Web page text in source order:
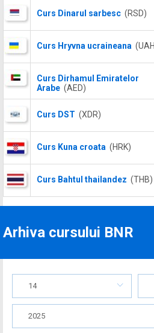
Curs Dinarul sarbesc (RSD)
Curs Hryvna ucraineana
Curs Dirhamul Emiratelor
Arabe (AED)
Curs DST (XDR)
Curs Kuna croata (HRK)
Curs Bahtul thailandez (THB)
Arhiva cursului BNR
14
2025